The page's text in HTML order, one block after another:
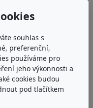
souhlas s
preferenční,
používáme pro
jeho výkonnosti a
cookies budou
pod tlačítkem